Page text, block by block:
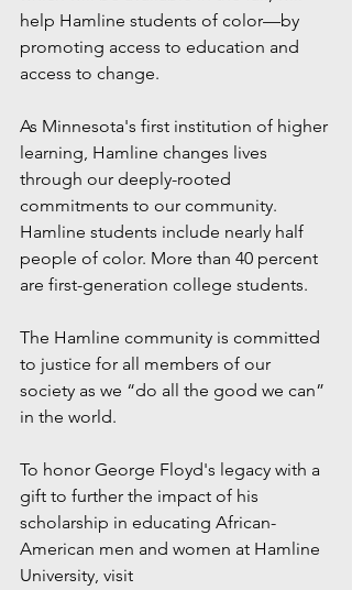
help Hamline students of color—by
promoting access to education and
access to change.
As Minnesota's first institution of higher
learning, Hamline changes lives
through our deeply-rooted
commitments to our community.
Hamline students include nearly half
people of color. More than 40 percent
are first-generation college students.
The Hamline community is committed
to justice for all members of our
society as we “do all the good we can”
in the world.
To honor George Floyd's legacy with a
gift to further the impact of his
scholarship in educating African-
American men and women at Hamline
University, visit